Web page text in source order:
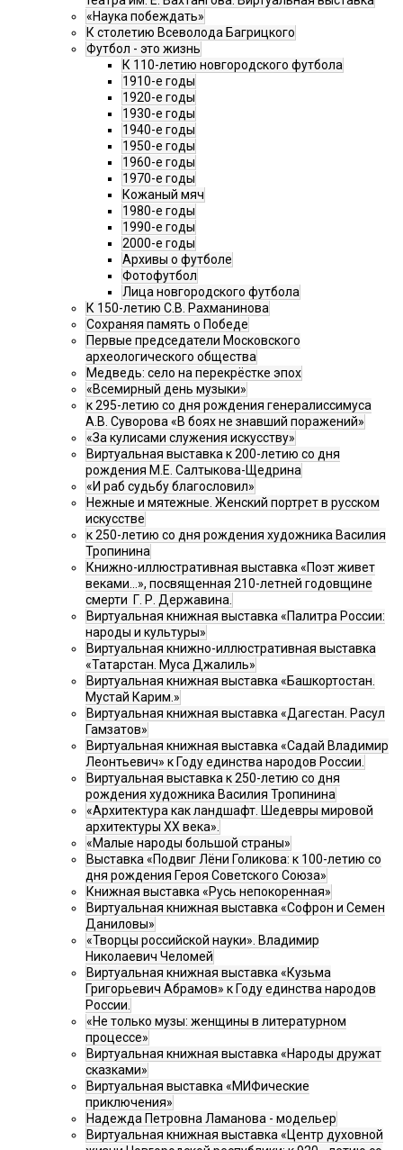
«Наука побеждать»
К столетию Всеволода Багрицкого
Футбол - это жизнь
К 110-летию новгородского футбола
1910-е годы
1920-е годы
1930-е годы
1940-е годы
1950-е годы
1960-е годы
1970-е годы
Кожаный мяч
1980-е годы
1990-е годы
2000-е годы
Архивы о футболе
Фотофутбол
Лица новгородского футбола
К 150-летию С.В. Рахманинова
Сохраняя память о Победе
Первые председатели Московского
археологического общества
Медведь: село на перекрёстке эпох
«Всемирный день музыки»
к 295-летию со дня рождения генералиссимуса
А.В. Суворова «В боях не знавший поражений»
«За кулисами служения искусству»
Виртуальная выставка к 200-летию со дня
рождения М.Е. Салтыкова-Щедрина
«И раб судьбу благословил»
Нежные и мятежные. Женский портрет в русском
искусстве
к 250-летию со дня рождения художника Василия
Тропинина
Книжно-иллюстративная выставка «Поэт живет
веками…», посвященная 210-летней годовщине
смерти Г. Р. Державина.
Виртуальная книжная выставка «Палитра России:
народы и культуры»
Виртуальная книжно-иллюстративная выставка
«Татарстан. Муса Джалиль»
Виртуальная книжная выставка «Башкортостан.
Мустай Карим.»
Виртуальная книжная выставка «Дагестан. Расул
Гамзатов»
Виртуальная книжная выставка «Садай Владимир
Леонтьевич» к Году единства народов России.
Виртуальная выставка к 250-летию со дня
рождения художника Василия Тропинина
«Архитектура как ландшафт. Шедевры мировой
архитектуры XX века».
«Малые народы большой страны»
Выставка «Подвиг Лёни Голикова: к 100-летию со
дня рождения Героя Советского Союза»
Книжная выставка «Русь непокоренная»
Виртуальная книжная выставка «Софрон и Семен
Даниловы»
«Творцы российской науки». Владимир
Николаевич Челомей
Виртуальная книжная выставка «Кузьма
Григорьевич Абрамов» к Году единства народов
России.
«Не только музы: женщины в литературном
процессе»
Виртуальная книжная выставка «Народы дружат
сказками»
Виртуальная выставка «МИФические
приключения»
Надежда Петровна Ламанова - модельер
Виртуальная книжная выставка «Центр духовной